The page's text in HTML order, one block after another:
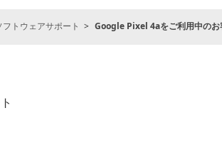
フトウェアサポート Google Pixel 4aをご利用中のお